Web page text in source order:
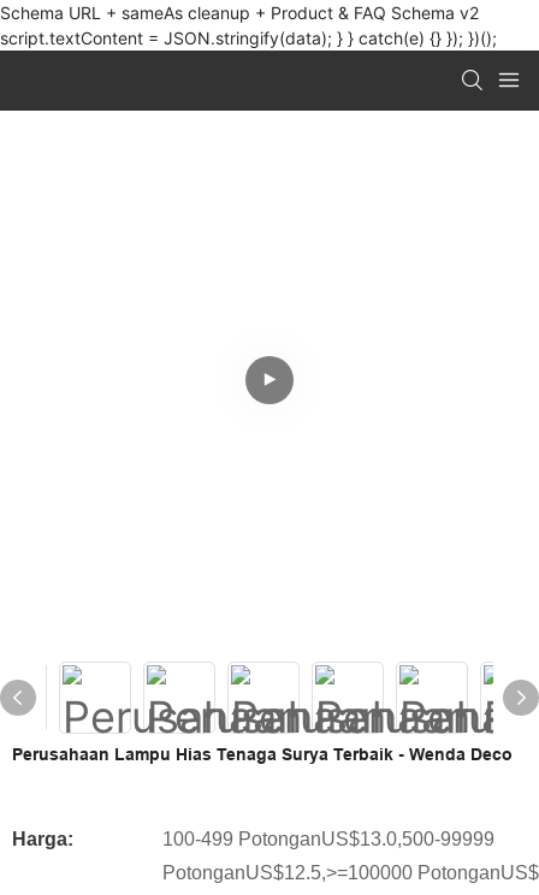
Schema URL + sameAs cleanup + Product & FAQ Schema v2
script.textContent = JSON.stringify(data); } } catch(e) {} }); })();
Perusahaan Lampu Hias Tenaga Surya Terbaik - Wenda Deco
Harga:
100-499 PotonganUS$13.0,500-99999
PotonganUS$12.5,>=100000